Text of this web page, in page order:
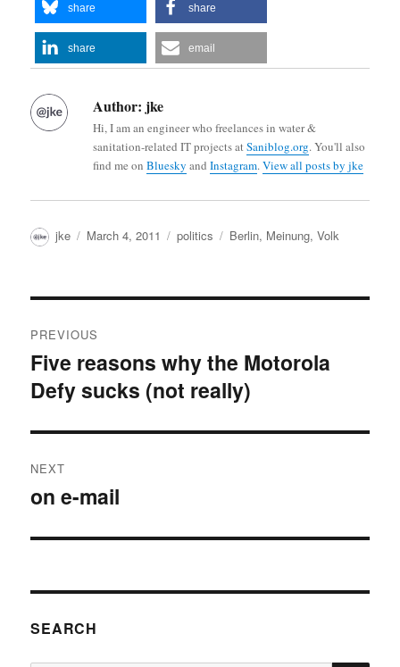
share share
share email
Author: jke
Hi, I am an engineer who freelances in water &
sanitation-related IT projects atSaniblog.org. You'll also
find me onBluesky andInstagram.View all posts by jke
Author
jke
Posted
March 4, 2011 Categories
politics Tags
Berlin, Meinung,Volk
navigation
PREVIOUS
Previous
post:
Five reasons why the Motorola
Defy sucks (not really)
NEXT
Next
on e-mail
SEARCH